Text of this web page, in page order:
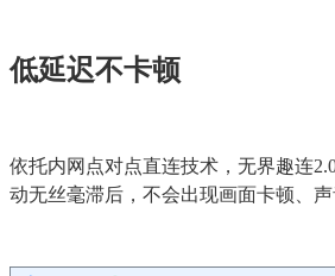
低延迟不卡顿
依托内网点对点直连技术，无界趣连
动无丝毫滞后，不会出现画面卡顿、